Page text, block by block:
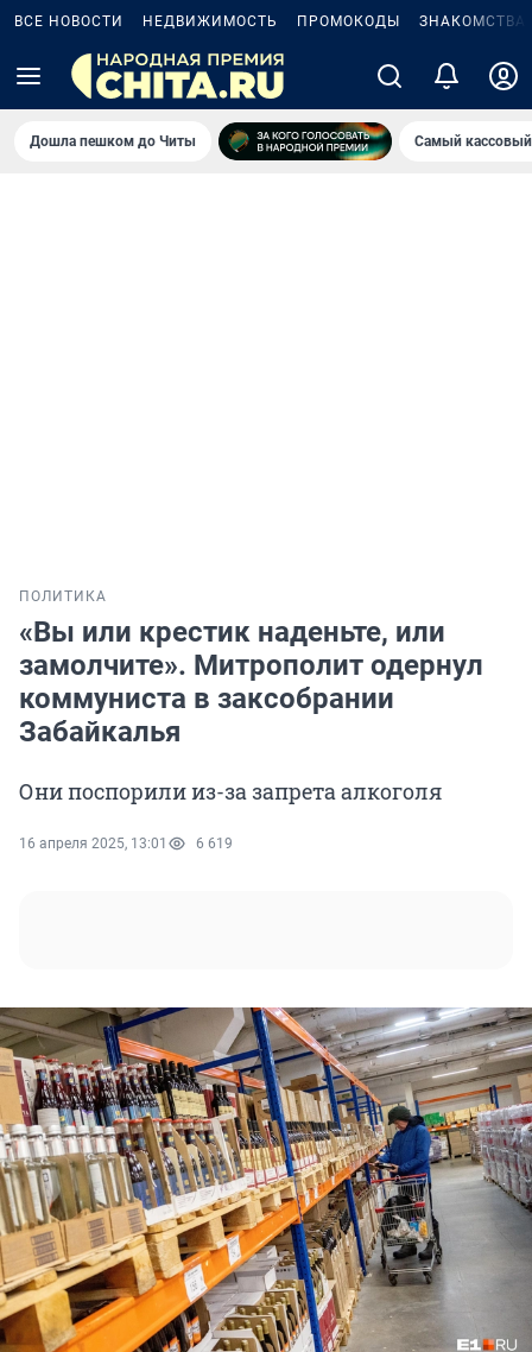
ВСЕ НОВОСТИ НЕДВИЖИМОСТЬ ПРОМОКОДЫ ЗНАКОМСТВА
Дошла пешком до Читы Самый
ПОЛИТИКА
«Вы или крестик наденьте, или
замолчите». Митрополит одернул
коммуниста в заксобрании
Забайкалья
Они поспорили из-за запрета алкоголя
16 апреля 2025, 13:01 6 619